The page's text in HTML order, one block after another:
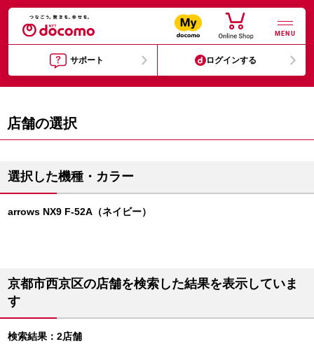
MENU
サポート ログインする
店舗の選択
選択した機種・カラー
arrows NX9 F-52A（ネイビー）
京都市西京区の店舗を検索した結果を表示していま
す
検索結果：2店舗